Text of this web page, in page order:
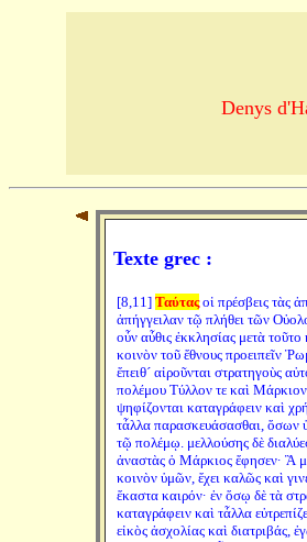
Denys
Texte grec :
[8,11] Ταύταςοἱ πρέσβεις τὰς
ἀπήγγειλαν τῷ πλήθει τῶν
οὖν αὖθις ἐκκλησίας μετὰ
κοινὸν τοῦ ἔθνους προειπεῖν
ἔπειθ´ αἱροῦνται στρατηγοὺς
πολέμου Τύλλον τε καὶ Μάρκιον
ψηφίζονται καταγράφειν καὶ
τἆλλα παρασκευάσασθαι, ὅσων
τῷ πολέμῳ. μελλούσης δὲ
ἀναστὰς ὁ Μάρκιος ἔφησεν· Ἃ
κοινὸν ὑμῶν, ἔχει καλῶς καὶ
ἕκαστα καιρόν· ἐν ὅσῳ δὲ τὰ
καταγράφειν καὶ τἆλλα
εἰκὸς ἀσχολίας καὶ διατριβάς,